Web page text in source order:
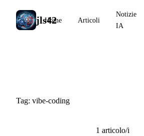
jls42
Home Articoli
Notizie
IA
Tag: vibe-coding
1 articolo/i